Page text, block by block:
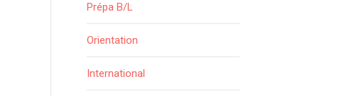
Prépa B/L
Orientation
International